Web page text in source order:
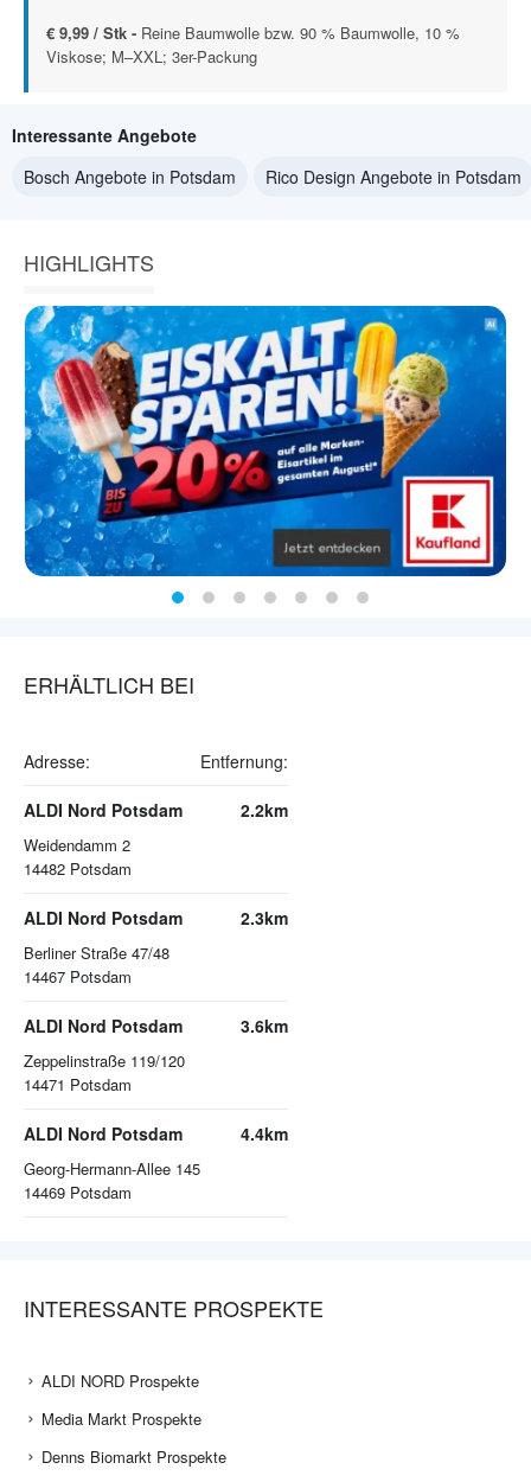
€ 9,99 / Stk - Reine Baumwolle bzw. 90 % Baumwolle, 10 %
Viskose; M–XXL; 3er-Packung
Interessante Angebote
Bosch Angebote in Potsdam
Rico Design Angebote in Potsdam
HIGHLIGHTS
ERHÄLTLICH BEI
Adresse: Entfernung:
ALDI Nord Potsdam
Weidendamm 2
14482 Potsdam
2.2km
ALDI Nord Potsdam
Berliner Straße 47/48
14467 Potsdam
2.3km
ALDI Nord Potsdam
Zeppelinstraße 119/120
14471 Potsdam
3.6km
ALDI Nord Potsdam
Georg-Hermann-Allee 145
14469 Potsdam
4.4km
INTERESSANTE PROSPEKTE
ALDI NORD Prospekte
Media Markt Prospekte
Denns Biomarkt Prospekte